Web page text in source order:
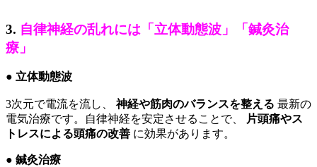
3. 自律神経の乱れには「立体動態波」「鍼灸治
療」
● 立体動態波
3次元で電流を流し、神経や筋肉のバランスを整える 最新の
電気治療です。自律神経を安定させることで、
片頭痛やス
トレスによる頭痛の改善 に効果があります。
● 鍼灸治療